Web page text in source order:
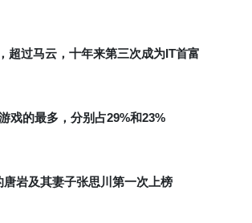
超过马云，十年来第三次成为IT首富
戏的最多，分别占29%和23%
唐岩及其妻子张思川第一次上榜